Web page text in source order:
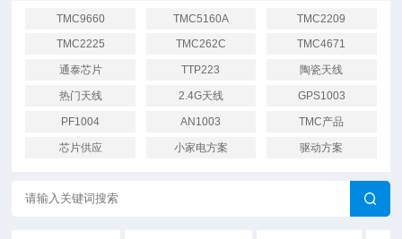
TMC9660 TMC5160A TMC2209
TMC2225 TMC262C TMC4671
通泰芯片 TTP223 陶瓷天线
热门天线 2.4G天线 GPS1003
PF1004 AN1003 TMC产品
芯片供应 小家电方案 驱动方案